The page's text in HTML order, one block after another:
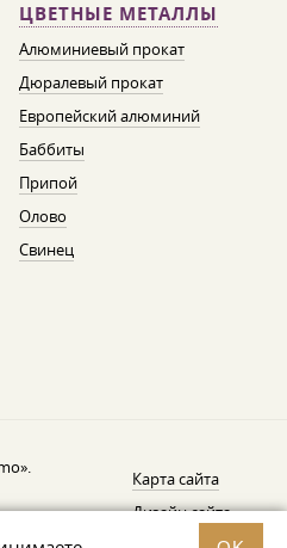
ЦВЕТНЫЕ МЕТАЛЛЫ
Алюминиевый прокат
Дюралевый прокат
Европейский алюминий
Баббиты
Припой
Олово
Свинец
Карта сайта
Дизайн сайта —